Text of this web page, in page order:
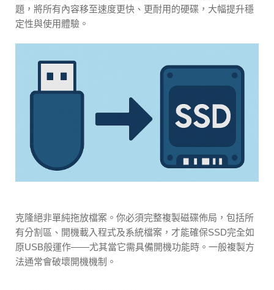
題，將所有內容移至速度更快、更耐用的硬碟，大幅提升穩
定性與使用體驗。
克隆絕非單純拖放檔案。你必須完整複製磁碟佈局，包括所
有分割區、開機載入程式及系統檔案，才能確保SSD完全如
原USB般運作——尤其當它需具備開機功能時。一般複製方
法通常會破壞開機機制。